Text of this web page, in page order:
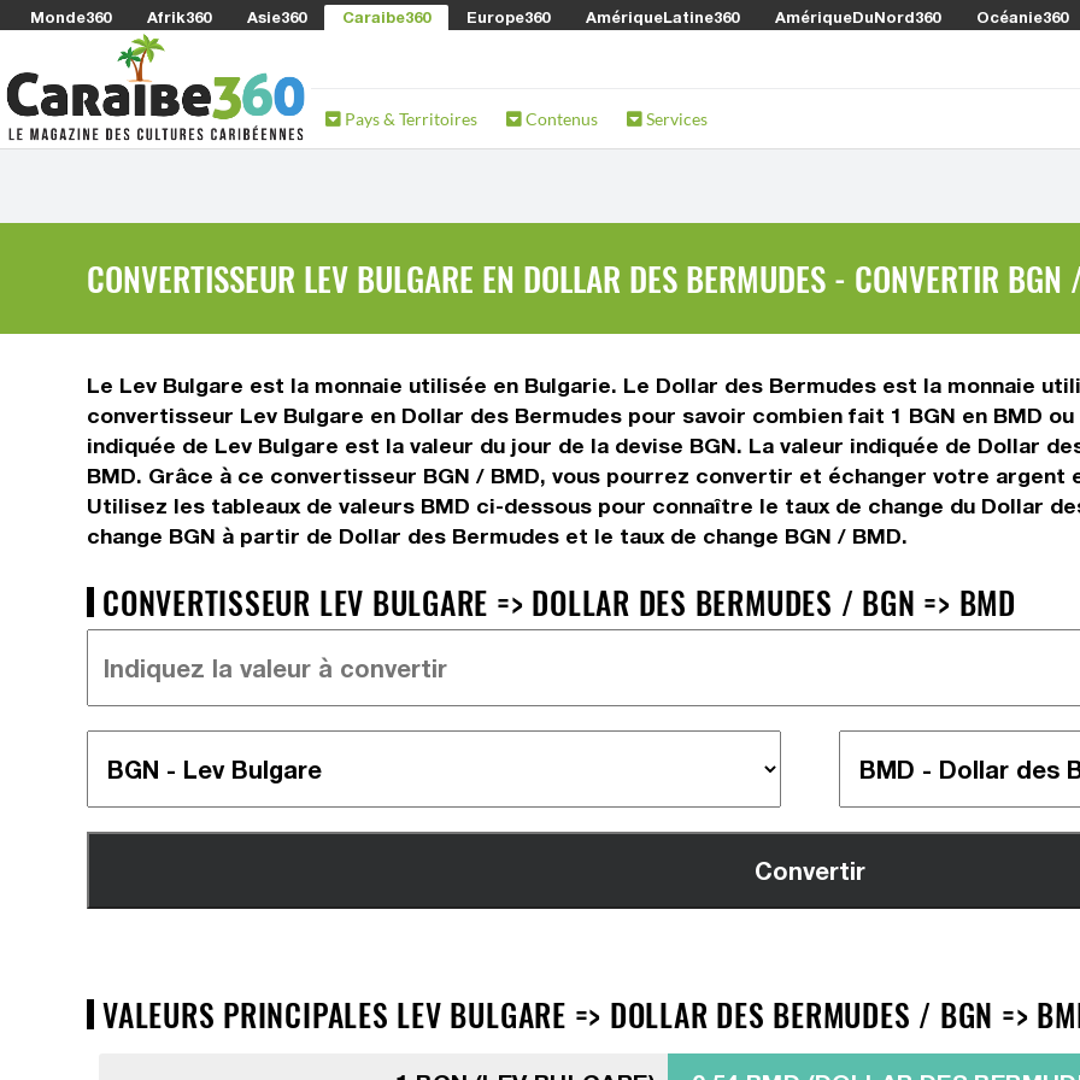
Monde360 Afrik360 Asie360 Caraibe360 Europe360 AmériqueLatine360 AmériqueDuNord360 Océanie360
Pays & Territoires Contenus Services
CONVERTISSEUR LEV BULGARE EN DOLLAR DES BERMUDES - CONVERTIR
Le Lev Bulgare est la monnaie utilisée en Bulgarie. Le Dollar des Bermudes est la monnaie
convertisseur Lev Bulgare en Dollar des Bermudes pour savoir combien fait 1 BGN en BMD
indiquée de Lev Bulgare est la valeur du jour de la devise BGN. La valeur indiquée de Dollar
BMD. Grâce à ce convertisseur BGN / BMD, vous pourrez convertir et échanger votre argent
Utilisez les tableaux de valeurs BMD ci-dessous pour connaître le taux de change du Dollar
change BGN à partir de Dollar des Bermudes et le taux de change BGN / BMD.
CONVERTISSEUR LEV BULGARE => DOLLAR DES BERMUDES / BGN => BMD
VALEURS PRINCIPALES LEV BULGARE => DOLLAR DES BERMUDES / BGN =>